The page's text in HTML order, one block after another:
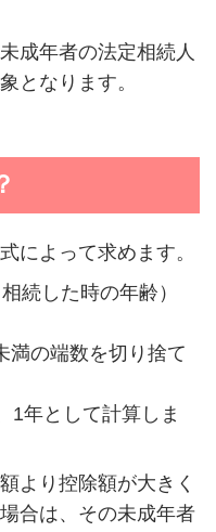
成年者の法定相続人
となります。
によって求めます。
続した時の年齢）
の端数を切り捨て
年として計算しま
より控除額が大きく
合は、その未成年者